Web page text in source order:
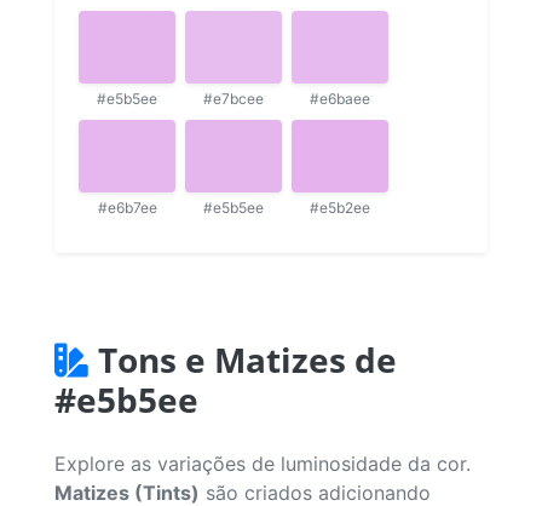
#e5b5ee #e7bcee #e6baee
#e6b7ee #e5b5ee #e5b2ee
Tons e Matizes de
#e5b5ee
Explore as variações de luminosidade da cor.
Matizes (Tints) são criados adicionando